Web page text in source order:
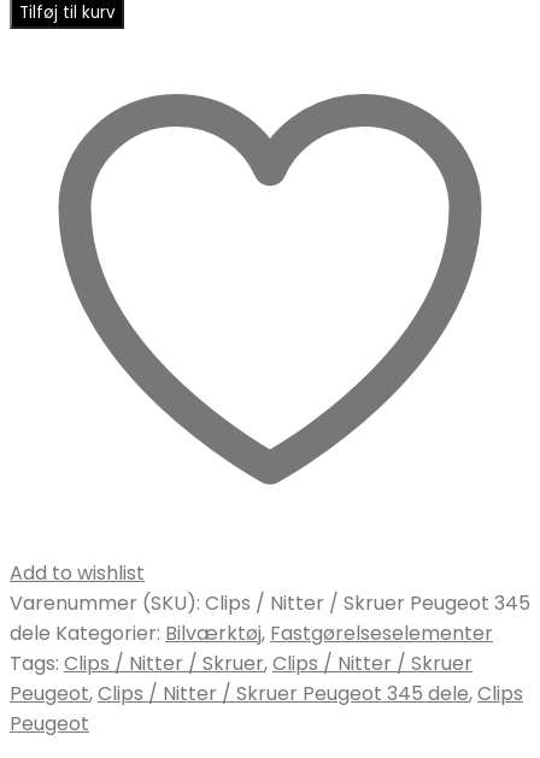
Tilføj til kurv
Add to wishlist
Varenummer (SKU): Clips / Nitter / Skruer Peugeot 345
dele Kategorier: Bilværktøj, Fastgørelseselementer
Tags: Clips / Nitter / Skruer,Clips / Nitter / Skruer
Peugeot,Clips / Nitter / Skruer Peugeot 345 dele,Clips
Peugeot